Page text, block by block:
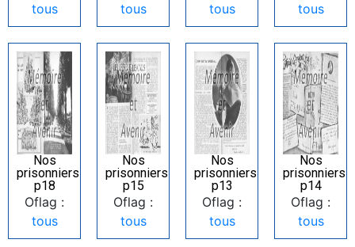
tous
tous
tous
tous
Nos
prisonniers
p18
Oflag :
tous
Nos
prisonniers
p15
Oflag :
tous
Nos
prisonniers
p13
Oflag :
tous
Nos
prisonniers
p14
Oflag :
tous